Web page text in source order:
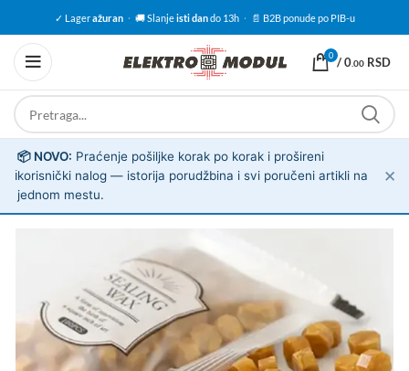
✓ Lageražuran · 🚚 Slanjeisti dando 13h · 📄 B2B ponude po PIB-u
0 /0.00 RSD
ℹ️
📦 NOVO: Praćenje pošiljke korak po korak i prošireni
korisnički nalog — istorija porudžbina i svi poručeni artikli na
jednom mestu.
✕